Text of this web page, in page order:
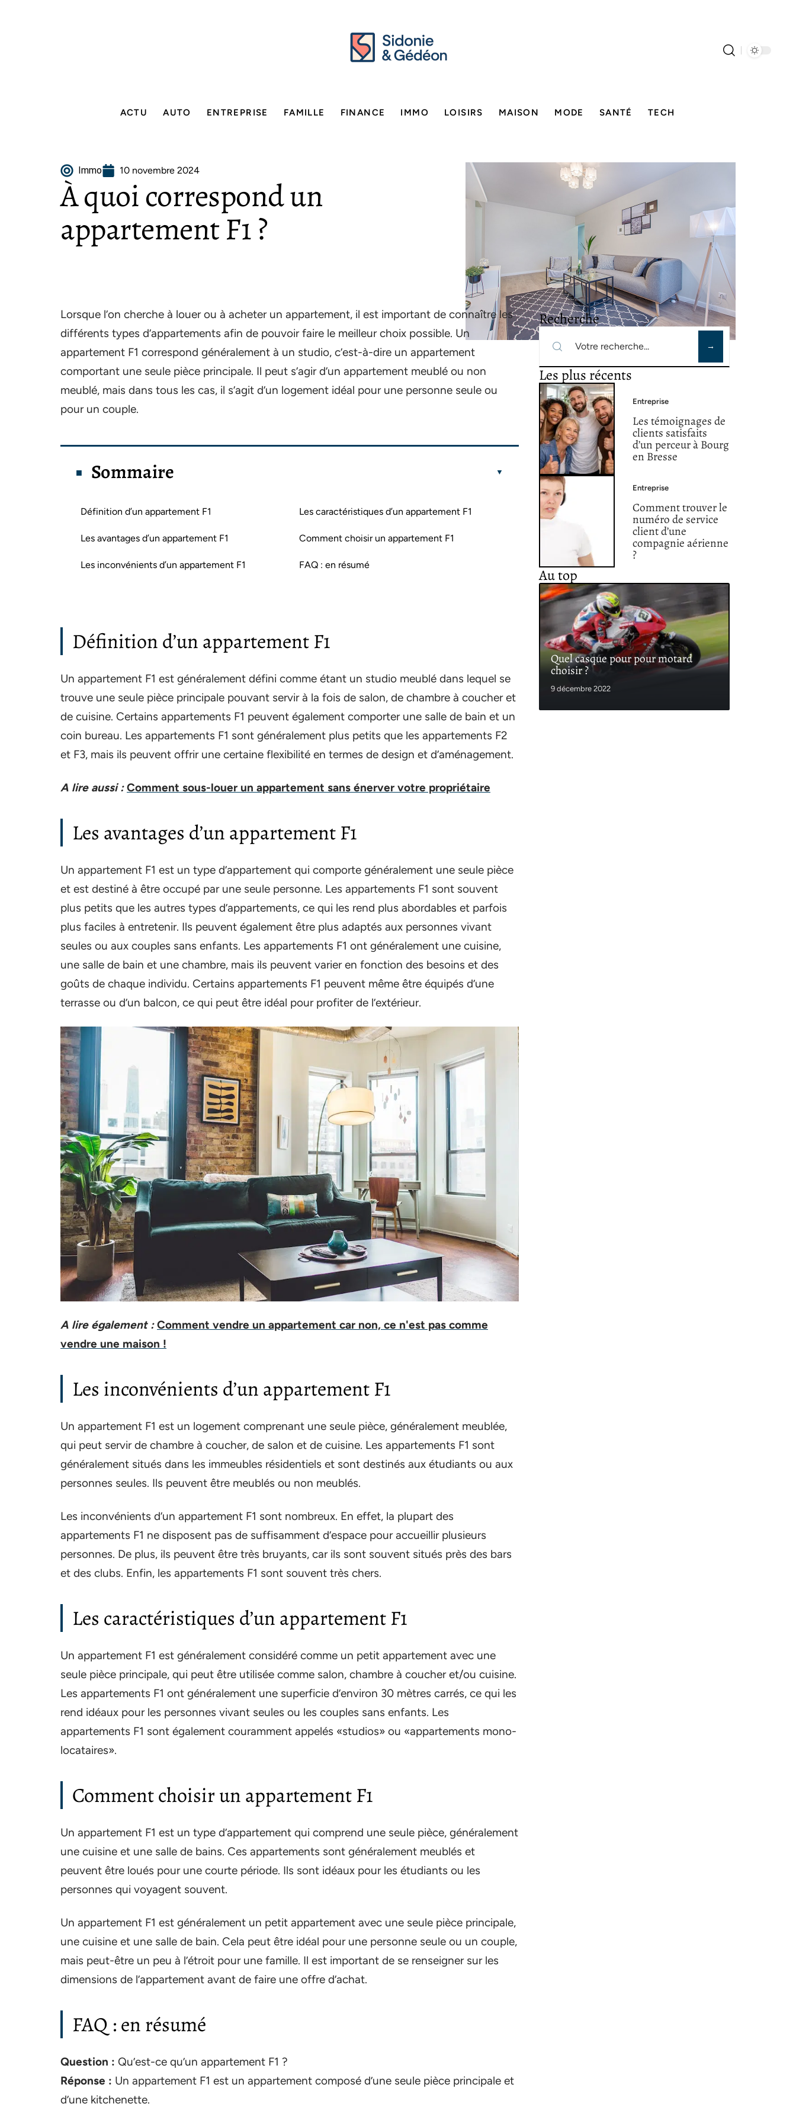
ACTU AUTO ENTREPRISE FAMILLE FINANCE IMMO LOISIRS MAISON MODE SANTÉ TECH
Immo 10 novembre 2024
À quoi correspond un
appartement F1 ?
Lorsque l’on cherche à louer ou à acheter un appartement, il est important de connaître les
différents types d’appartements afin de pouvoir faire le meilleur choix possible. Un
appartement F1 correspond généralement à un studio, c’est-à-dire un appartement
comportant une seule pièce principale. Il peut s’agir d’un appartement meublé ou non
meublé, mais dans tous les cas, il s’agit d’un logement idéal pour une personne seule ou
pour un couple.
Sommaire
Définition d’un appartement F1
Les avantages d’un appartement F1
Les inconvénients d’un appartement F1
Les caractéristiques d’un appartement F1
Comment choisir un appartement F1
FAQ : en résumé
Définition d’un appartement F1
Un appartement F1 est généralement défini comme étant un studio meublé dans lequel se
trouve une seule pièce principale pouvant servir à la fois de salon, de chambre à coucher et
de cuisine. Certains appartements F1 peuvent également comporter une salle de bain et un
coin bureau. Les appartements F1 sont généralement plus petits que les appartements F2
et F3, mais ils peuvent offrir une certaine flexibilité en termes de design et d’aménagement.
A lire aussi : Comment sous-louer un appartement sans énerver votre propriétaire
Les avantages d’un appartement F1
Un appartement F1 est un type d’appartement qui comporte généralement une seule pièce
et est destiné à être occupé par une seule personne. Les appartements F1 sont souvent
plus petits que les autres types d’appartements, ce qui les rend plus abordables et parfois
plus faciles à entretenir. Ils peuvent également être plus adaptés aux personnes vivant
seules ou aux couples sans enfants. Les appartements F1 ont généralement une cuisine,
une salle de bain et une chambre, mais ils peuvent varier en fonction des besoins et des
goûts de chaque individu. Certains appartements F1 peuvent même être équipés d’une
terrasse ou d’un balcon, ce qui peut être idéal pour profiter de l’extérieur.
A lire également : Comment vendre un appartement car non, ce n'est pas comme
vendre une maison !
Les inconvénients d’un appartement F1
Un appartement F1 est un logement comprenant une seule pièce, généralement meublée,
qui peut servir de chambre à coucher, de salon et de cuisine. Les appartements F1 sont
généralement situés dans les immeubles résidentiels et sont destinés aux étudiants ou aux
personnes seules. Ils peuvent être meublés ou non meublés.
Les inconvénients d’un appartement F1 sont nombreux. En effet, la plupart des
appartements F1 ne disposent pas de suffisamment d’espace pour accueillir plusieurs
personnes. De plus, ils peuvent être très bruyants, car ils sont souvent situés près des bars
et des clubs. Enfin, les appartements F1 sont souvent très chers.
Les caractéristiques d’un appartement F1
Un appartement F1 est généralement considéré comme un petit appartement avec une
seule pièce principale, qui peut être utilisée comme salon, chambre à coucher et/ou cuisine.
Les appartements F1 ont généralement une superficie d’environ 30 mètres carrés, ce qui les
rend idéaux pour les personnes vivant seules ou les couples sans enfants. Les
appartements F1 sont également couramment appelés «studios» ou «appartements mono-
locataires».
Comment choisir un appartement F1
Un appartement F1 est un type d’appartement qui comprend une seule pièce, généralement
une cuisine et une salle de bains. Ces appartements sont généralement meublés et
peuvent être loués pour une courte période. Ils sont idéaux pour les étudiants ou les
personnes qui voyagent souvent.
Un appartement F1 est généralement un petit appartement avec une seule pièce principale,
une cuisine et une salle de bain. Cela peut être idéal pour une personne seule ou un couple,
mais peut-être un peu à l’étroit pour une famille. Il est important de se renseigner sur les
dimensions de l’appartement avant de faire une offre d’achat.
FAQ : en résumé
Question : Qu’est-ce qu’un appartement F1 ?
Réponse : Un appartement F1 est un appartement composé d’une seule pièce principale et
d’une kitchenette.
Recherche
Les plus récents
Entreprise
Les témoignages de
clients satisfaits
d’un perceur à Bourg
en Bresse
Entreprise
Comment trouver le
numéro de service
client d’une
compagnie aérienne
?
Au top
Quel casque pour pour motard
choisir ?
9 décembre 2022